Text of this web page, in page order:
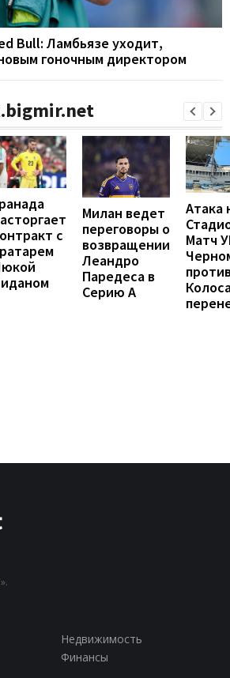
Bull: Ламбьязе уходит,
гоночным директором
с
Милан ведет
переговоры о
возвращении
Леандро
Паредеса в
Серию А
Атака
Матч
Недвижимость
Финансы